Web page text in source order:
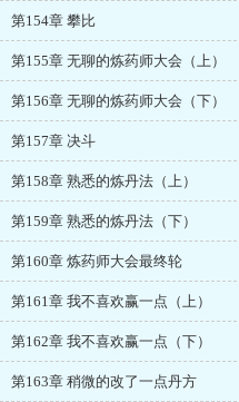
第154章 攀比
第155章 无聊的炼药师大会（上）
第156章 无聊的炼药师大会（下）
第157章 决斗
第158章 熟悉的炼丹法（上）
第159章 熟悉的炼丹法（下）
第160章 炼药师大会最终轮
第161章 我不喜欢赢一点（上）
第162章 我不喜欢赢一点（下）
第163章 稍微的改了一点丹方